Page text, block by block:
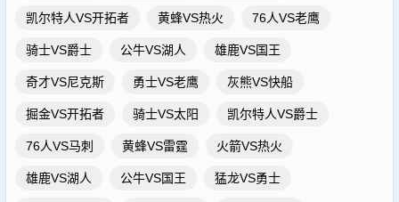
凯尔特人VS开拓者 黄蜂VS热火 76人VS老鹰
骑士VS爵士 公牛VS湖人 雄鹿VS国王
奇才VS尼克斯 勇士VS老鹰 灰熊VS快船
掘金VS开拓者 骑士VS太阳 凯尔特人VS爵士
76人VS马刺 黄蜂VS雷霆 火箭VS热火
雄鹿VS湖人 公牛VS国王 猛龙VS勇士